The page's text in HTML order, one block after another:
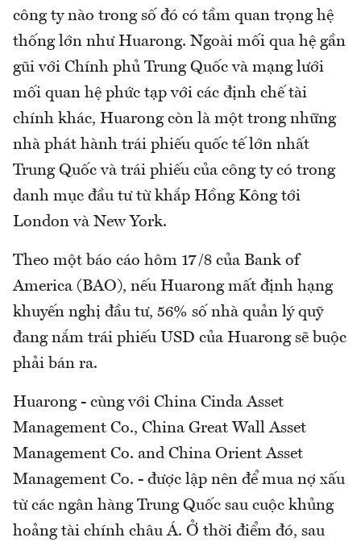
công ty nào trong số đó có tầm quan trọng hệ
thống lớn như Huarong. Ngoài mối qua hệ gần
gũi với Chính phủ Trung Quốc và mạng lưới
mối quan hệ phức tạp với các định chế tài
chính khác, Huarong còn là một trong những
nhà phát hành trái phiếu quốc tế lớn nhất
Trung Quốc và trái phiếu của công ty có trong
danh mục đầu tư từ khắp Hồng Kông tới
London và New York.
Theo một báo cáo hôm 17/8 của Bank of
America (BAO), nếu Huarong mất định hạng
khuyến nghị đầu tư, 56% số nhà quản lý quỹ
đang nắm trái phiếu USD của Huarong sẽ buộc
phải bán ra.
Huarong - cùng với China Cinda Asset
Management Co., China Great Wall Asset
Management Co. and China Orient Asset
Management Co. - được lập nên để mua nợ xấu
từ các ngân hàng Trung Quốc sau cuộc khủng
hoảng tài chính châu Á. Ở thời điểm đó, sau